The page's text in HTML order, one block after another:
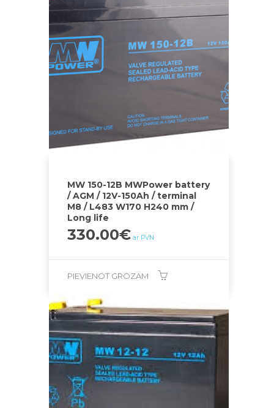
MW 150-12B MWPower battery
/ AGM / 12V-150Ah / terminal
M8 / L483 W170 H240 mm /
Long life
330.00€ ar PVN
PIEVIENOT GROZAM